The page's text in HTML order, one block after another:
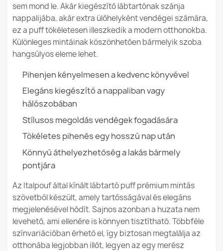
Henger alakú puff Gamer fekete - Műbőr
24 990,00 Ft
Négyzet alakú puff Kocka Gamer fekete - Műbőr
24 990,00 Ft
Kerek lábtartó puff - Nemes Prémium Gyapjú
9 990,00 Ft
Ean13
5907500871602
MPN (Gyártói
Cikkszám)
2998
Állapot Új
sem mond le. Akár kiegészítő lábtartónak szánja
nappalijába, akár extra ülőhelyként vendégei számára,
ez a puff tökéletesen illeszkedik a modern otthonokba.
Különleges mintáinak köszönhetően bármelyik szoba
hangsúlyos eleme lehet.
Pihenjen kényelmesen a kedvenc könyvével
Elegáns kiegészítő a nappaliban vagy
hálószobában
Stílusos megoldás vendégek fogadására
Tökéletes pihenés egy hosszú nap után
Könnyű áthelyezhetőség a lakás bármely
pontjára
Az Italpouf által kínált lábtartó puff prémium mintás
szövetből készült, amely tartósságával és elegáns
megjelenésével hódít. Sajnos azonban a huzata nem
levehető, ami ellenére is könnyen tisztítható. Többféle
színvariációban érhető el, így biztosan megtalálja az
otthonába legjobban illőt, legyen az egy merész